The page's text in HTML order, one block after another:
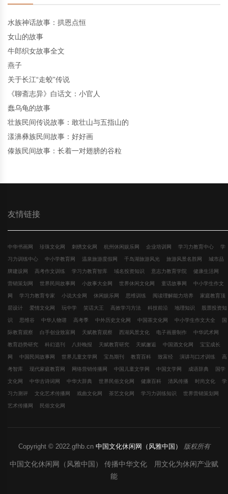
水族神话故事：拱恩点恒
女山的故事
牛郎织女故事全文
燕子
关于长江“走蛟”传说
《聊斋志异》白话文：小官人
蠢乌龟的故事
壮族民间传说故事：敢壮山与五指山的
漾濞彝族民间故事：好好画
傣族民间故事：长着一对翅膀的谷粒
友情链接
中华书画网 珍珠文化网 刺绣文化网 杭州休闲娱乐网 企业培训网 学习力教育中心 学
习力训练中心 中小学教育网 温泉旅游度假网 千岛湖旅游风光 旅游风景名胜网 城市品
牌建设网 高考作文训练 学习力教育智库 域名投资知识 意志力教育学院 健康生活网
营销策划网 世界民间故事网 小故事大全网 世界休闲文化网 童话故事网 中小学生作文
网 学习力教育专家 小说大全网 休闲娱乐网 思维训练 阅读理解能力培养 家庭教育顶
层设计 爱情文化网 玩中学 笑话大王 高效学习方法 科技前沿 地理知识 股票投资知
识 思维谷 中华人物谱 高考季 中外历史文化网 中国茶文化网 中小学生作文大全 国
际教育观察 白手创业致富网 天赋教育观察 西湖风景文化 电子画册制作 中华武术网
教育趋势研究 科幻选刊 八卦晚报 天赋教育研究 天赋邂逅 中国酒文化网 宝宝成长
网 中国民间故事网 世界儿童文学网 宝岛期刊 教育百科 致富经 演讲与口才训练 高
考智库 现代家庭教育网 网络营销传播网 中国儿童文学网 中国文学网 成语辞典 国学
文化网 中华古诗词网 中华大辞典 世界民俗文化网 健康百科 清风传播 时尚文化 学
习力测评 文化艺术传播网 戏曲文化网 茶艺文化网 学习力训练知识 世界营销策划网
艺术传播网 民俗文化网
Copyright © 2022.gfhb.cn 中国文化休闲网（风雅中国） 版权所有
中国文化休闲网（风雅中国） 传播中华文化 用文化为休闲产业赋
能